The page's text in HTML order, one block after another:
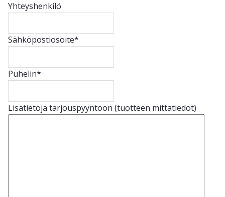
Yhteyshenkilö
Sähköpostiosoite*
Puhelin*
Lisätietoja tarjouspyyntöön (tuotteen mittatiedot)